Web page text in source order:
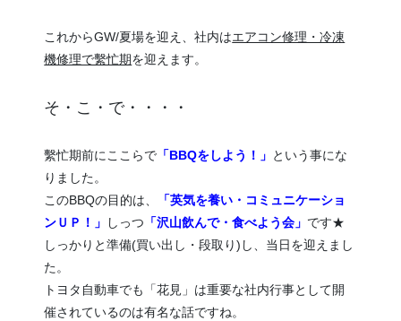
これからGW/夏場を迎え、社内はエアコン修理・冷凍
機修理で繫忙期を迎えます。
そ・こ・で・・・・
繫忙期前にここらで 「BBQをしよう！」 という事にな
りました。
このBBQの目的は、
「英気を養い・コミュニケーショ
ンＵＰ！」
しっつ 「沢山飲んで・食べよう会」 です★
しっかりと準備(買い出し・段取り)し、当日を迎えまし
た。
トヨタ自動車でも「花見」は重要な社内行事として開
催されているのは有名な話ですね。